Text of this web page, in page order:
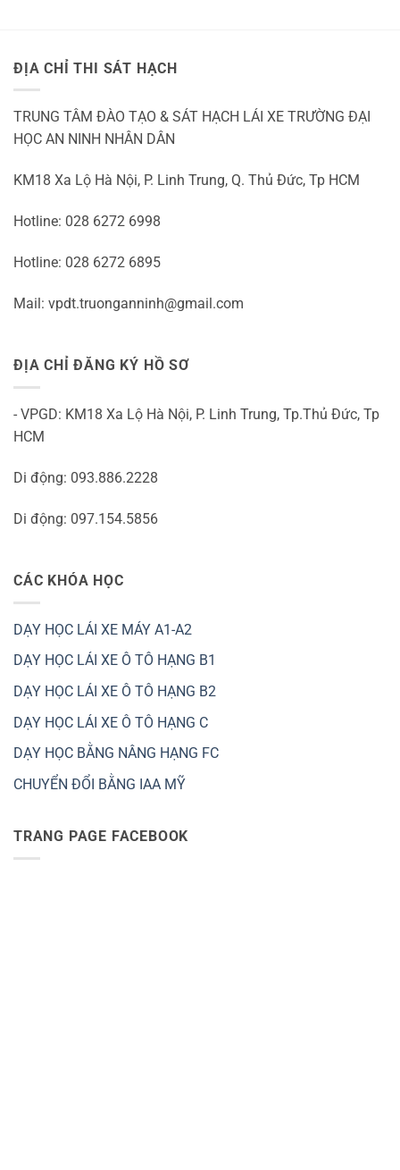
ĐỊA CHỈ THI SÁT HẠCH
TRUNG TÂM ĐÀO TẠO & SÁT HẠCH LÁI XE TRƯỜNG ĐẠI
HỌC AN NINH NHÂN DÂN
KM18 Xa Lộ Hà Nội, P. Linh Trung, Q. Thủ Đức, Tp HCM
Hotline: 028 6272 6998
Hotline: 028 6272 6895
Mail: vpdt.truonganninh@gmail.com
ĐỊA CHỈ ĐĂNG KÝ HỒ SƠ
- VPGD: KM18 Xa Lộ Hà Nội, P. Linh Trung, Tp.Thủ Đức, Tp
HCM
Di động: 093.886.2228
Di động: 097.154.5856
CÁC KHÓA HỌC
DẠY HỌC LÁI XE MÁY A1-A2
DẠY HỌC LÁI XE Ô TÔ HẠNG B1
DẠY HỌC LÁI XE Ô TÔ HẠNG B2
DẠY HỌC LÁI XE Ô TÔ HẠNG C
DẠY HỌC BẰNG NÂNG HẠNG FC
CHUYỂN ĐỔI BẰNG IAA MỸ
TRANG PAGE FACEBOOK